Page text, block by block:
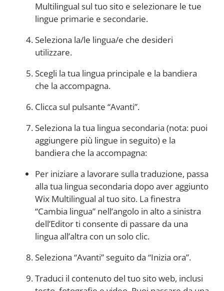
Multilingual sul tuo sito e selezionare le tue
lingue primarie e secondarie.
Seleziona la/le lingua/e che desideri
utilizzare.
Scegli la tua lingua principale e la bandiera
che la accompagna.
Clicca sul pulsante “Avanti”.
Seleziona la tua lingua secondaria (nota: puoi
aggiungere più lingue in seguito) e la
bandiera che la accompagna:
Per iniziare a lavorare sulla traduzione, passa
alla tua lingua secondaria dopo aver aggiunto
Wix Multilingual al tuo sito. La finestra
“Cambia lingua” nell’angolo in alto a sinistra
dell’Editor ti consente di passare da una
lingua all’altra con un solo clic.
Seleziona “Avanti” seguito da “Inizia ora”.
Traduci il contenuto del tuo sito web, inclusi